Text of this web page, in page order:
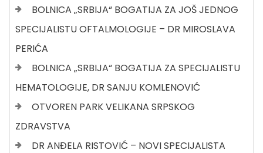
BOLNICA „SRBIJA“ BOGATIJA ZA JOŠ JEDNOG
SPECIJALISTU OFTALMOLOGIJE – DR MIROSLAVA
PERIĆA
BOLNICA „SRBIJA“ BOGATIJA ZA SPECIJALISTU
HEMATOLOGIJE, DR SANJU KOMLENOVIĆ
OTVOREN PARK VELIKANA SRPSKOG
ZDRAVSTVA
DR ANĐELA RISTOVIĆ – NOVI SPECIJALISTA